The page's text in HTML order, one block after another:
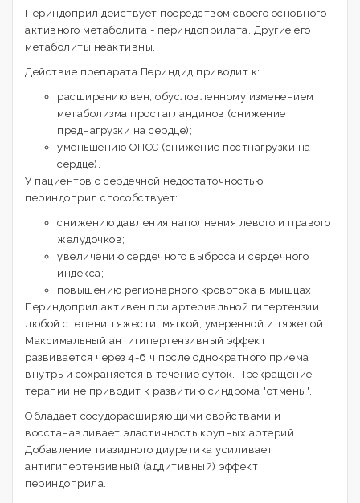
Периндоприл действует посредством своего основного
активного метаболита - периндоприлата. Другие его
метаболиты неактивны.
Действие препарата Периндид приводит к:
расширению вен, обусловленному изменением
метаболизма простагландинов (снижение
преднагрузки на сердце);
уменьшению ОПСС (снижение постнагрузки на
сердце).
У пациентов с сердечной недостаточностью
периндоприл способствует:
снижению давления наполнения левого и правого
желудочков;
увеличению сердечного выброса и сердечного
индекса;
повышению регионарного кровотока в мышцах.
Периндоприл активен при артериальной гипертензии
любой степени тяжести: мягкой, умеренной и тяжелой.
Максимальный антигипертензивный эффект
развивается через 4-6 ч после однократного приема
внутрь и сохраняется в течение суток. Прекращение
терапии не приводит к развитию синдрома "отмены".
Обладает сосудорасширяющими свойствами и
восстанавливает эластичность крупных артерий.
Добавление тиазидного диуретика усиливает
антигипертензивный (аддитивный) эффект
периндоприла.